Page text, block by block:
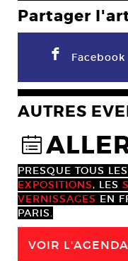
Partager
F Facebook
AUTRES
@
PRESQUE TOUS LES
EXPOSITIONS, LES
VERNISSAGES EN
PARIS.
VOIR L'AGENDA